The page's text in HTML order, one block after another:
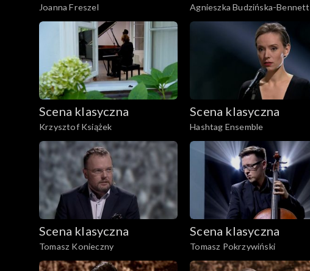
Joanna Freszel Agnieszka Budzińska-Bennett
Scena klasyczna
Krzysztof Książek
Scena klasyczna
Hashtag Ensemble
Scena klasyczna
Tomasz Konieczny
Scena klasyczna
Tomasz Pokrzywiński